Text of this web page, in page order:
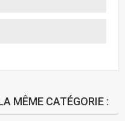
MÊME CATÉGORIE :